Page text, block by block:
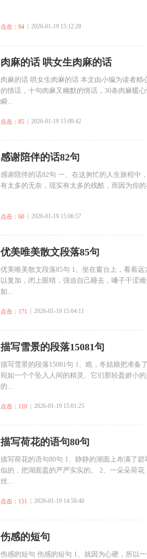
点击：94 | 2026-01-19 15:12:28
​肉麻的话 哄女生肉麻的话
肉麻的话 哄女生肉麻的话 本文由小编为读者精
的情话，十句肉麻又幽默的情话，30条肉麻暖
瞬...
点击：85 | 2026-01-19 15:09:42
​感谢陪伴的话82句
感谢陪伴的话82句 一、在这匆忙的人生旅程中
有太多的无奈，现实有太多的残酷，而因为你
点击：60 | 2026-01-19 15:06:57
​优美唯美散文段落85句
优美唯美散文段落85句 1、坐在窗台上，看着
以复加，闭上眼睛，强迫自己睡去，嗓子干涩
如...
点击：171 | 2026-01-19 15:04:11
​描写雪景的段落15081句
描写雪景的段落15081句 1、瞧，冬姑娘把准备
宛如一个个坠入人间的精灵。它们那轻盈娇小
的...
点击：110 | 2026-01-19 15:01:25
​描写荷花的语句80句
描写荷花的语句80句 1、静静的湖面上布满了
似的，把湖面盖的严严实实的。 2、一朵朵荷
丝...
点击：151 | 2026-01-19 14:58:40
​伤感的短句
伤感的短句 伤感的短句 1、就因为心硬，所以